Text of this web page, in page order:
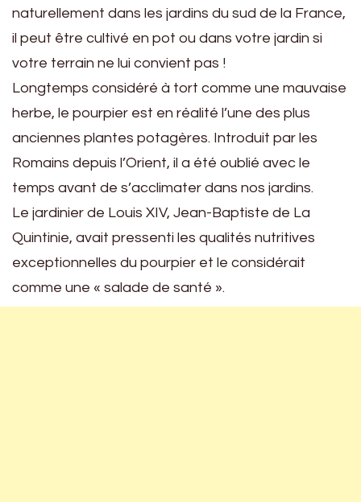
naturellement dans les jardins du sud de la France,
il peut être cultivé en pot ou dans votre jardin si
votre terrain ne lui convient pas !
Longtemps considéré à tort comme une mauvaise
herbe, le pourpier est en réalité l’une des plus
anciennes plantes potagères. Introduit par les
Romains depuis l’Orient, il a été oublié avec le
temps avant de s’acclimater dans nos jardins.
Le jardinier de Louis XIV, Jean-Baptiste de La
Quintinie, avait pressenti les qualités nutritives
exceptionnelles du pourpier et le considérait
comme une « salade de santé ».